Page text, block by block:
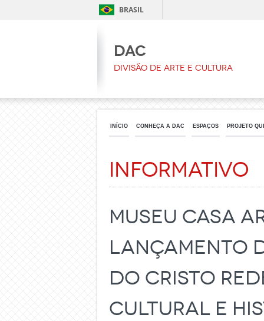
BRASIL
DAC
Divisão de Arte e Cultura
INÍCIO CONHEÇA A DAC ESPAÇOS PROJETO
Informativo
Museu Casa
lançamento
do Cristo
Cultural e